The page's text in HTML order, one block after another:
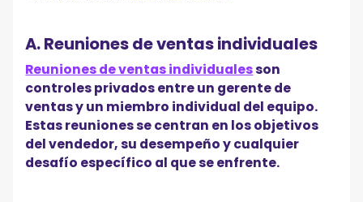
A. Reuniones de ventas individuales
Reuniones de ventas individualesson
controles privados entre un gerente de
ventas y un miembro individual del equipo.
Estas reuniones se centran en los objetivos
del vendedor, su desempeño y cualquier
desafío específico al que se enfrente.